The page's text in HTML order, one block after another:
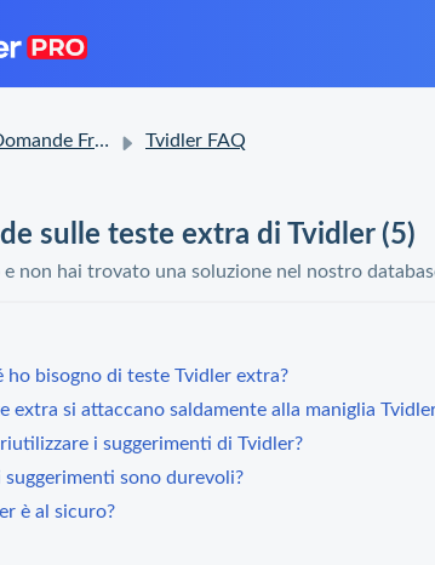
Frequenti (FAQ) Tvidler FAQ
sulle teste extra di Tvidler (5)
e non hai trovato una soluzione nel nostro
ho bisogno di teste Tvidler extra?
extra si attaccano saldamente alla maniglia
riutilizzare i suggerimenti di Tvidler?
suggerimenti sono durevoli?
è al sicuro?